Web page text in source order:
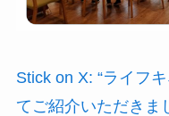
Stick on X: “ライフ
てご紹介いただきま